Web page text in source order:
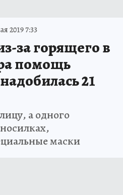
2019 7:33
за горящего в
помощь
21
а одного
маски